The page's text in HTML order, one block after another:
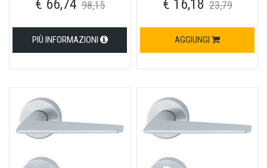
satinato€ 66,74 98,15
PIÙ INFORMAZIONI
€ 16,18 23,79
AGGIUNGI